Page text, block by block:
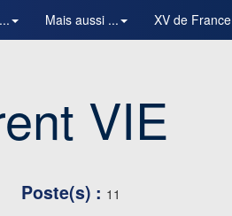
Mais aussi ... XV de France
VIE
Poste(s) : 11